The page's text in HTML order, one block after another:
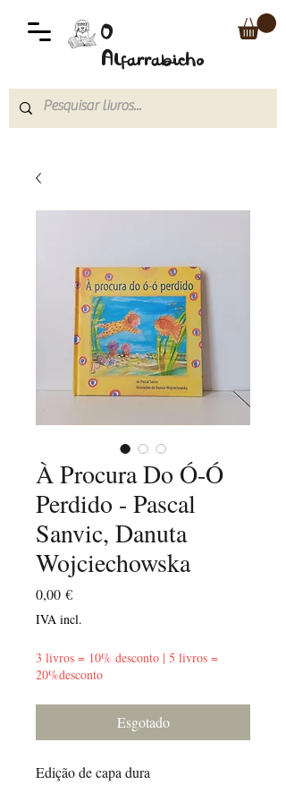
O
Alfarrabicho
À Procura Do Ó-Ó
Perdido - Pascal
Sanvic, Danuta
Wojciechowska
0,00 €Preço
IVA incl.
3 livros = 10% desconto | 5 livros =
20%desconto
Esgotado
Edição de capa dura